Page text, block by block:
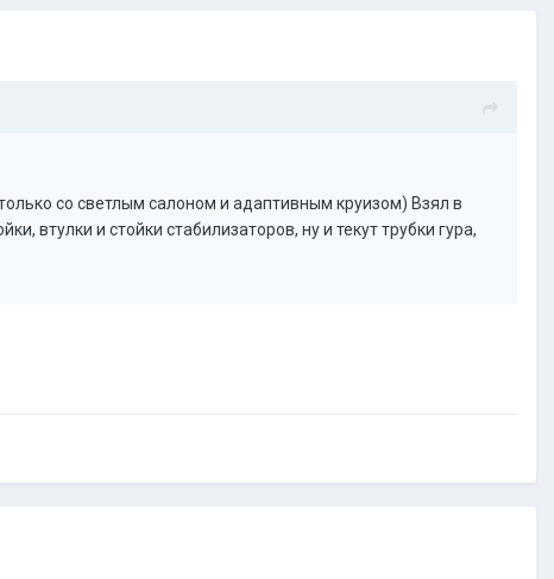
со светлым салоном и адаптивным круизом) Взял в
втулки и стойки стабилизаторов, ну и текут трубки гура,